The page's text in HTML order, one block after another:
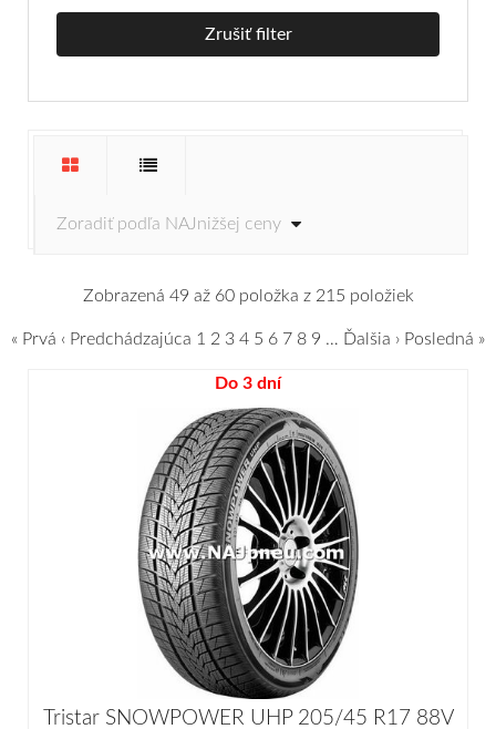
Zrušiť filter
Zobrazená 49 až 60 položka z 215 položiek
« Prvá ‹ Predchádzajúca 1 2 3 4 5 6 7 8 9 … Ďalšia › Posledná »
Do 3 dní
Tristar SNOWPOWER UHP 205/45 R17 88V